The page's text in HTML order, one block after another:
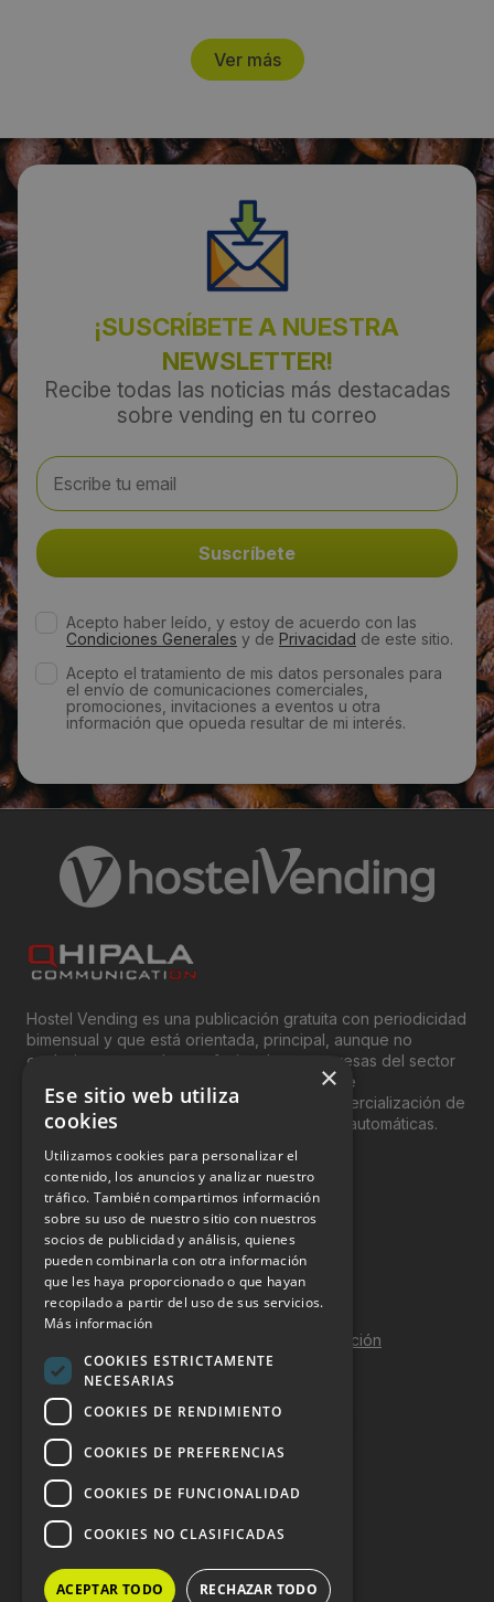
Miércoles 12 Junio 2013
Ver más
¡SUSCRÍBETE A NUESTRA
NEWSLETTER!
Recibe todas las noticias más destacadas
sobre vending en tu correo
Acepto haber leído, y estoy de acuerdo con las
Condiciones Generales y de Privacidad de este sitio.
Acepto el tratamiento de mis datos personales para
el envío de comunicaciones comerciales,
promociones, invitaciones a eventos u otra
información que opueda resultar de mi interés.
Hostel Vending es una publicación gratuita con periodicidad
bimensual y que está orientada, principal, aunque no
exclusivamente, a los profesionales y empresas del sector
del “Vending”; nombre con el que se conoce
genéricamente entre profesionales a la comercialización de
productos y servicios a través de máquinas automáticas.
INFORMACIÓN LEGAL
Aviso Legal
Política de Privacidad
Política de Cookies
Política de calidad y seguridad de la información
Contacto
DOSSIER Y CONTRATACIÓN
Dossier 2026 (ES)
Dossier 2026 (EN)
×
Ese sitio web utiliza
cookies
Utilizamos cookies para personalizar el
contenido, los anuncios y analizar nuestro
tráfico. También compartimos información
sobre su uso de nuestro sitio con nuestros
socios de publicidad y análisis, quienes
pueden combinarla con otra información
que les haya proporcionado o que hayan
recopilado a partir del uso de sus servicios.
Más información
COOKIES ESTRICTAMENTE
NECESARIAS
COOKIES DE RENDIMIENTO
COOKIES DE PREFERENCIAS
COOKIES DE FUNCIONALIDAD
COOKIES NO CLASIFICADAS
ACEPTAR TODO RECHAZAR TODO